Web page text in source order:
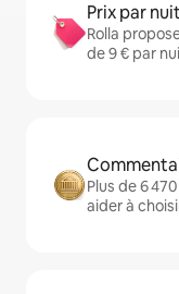
Prix par
Rolla
de 9 € par
Plus de 6
aider à